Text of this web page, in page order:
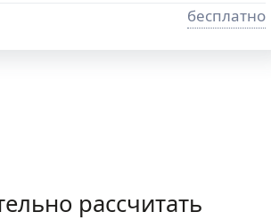
бесплатно
рассчитать